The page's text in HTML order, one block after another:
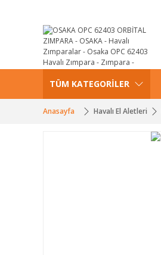
TÜM KATEGORİLER
Anasayfa
Havalı El Aletleri